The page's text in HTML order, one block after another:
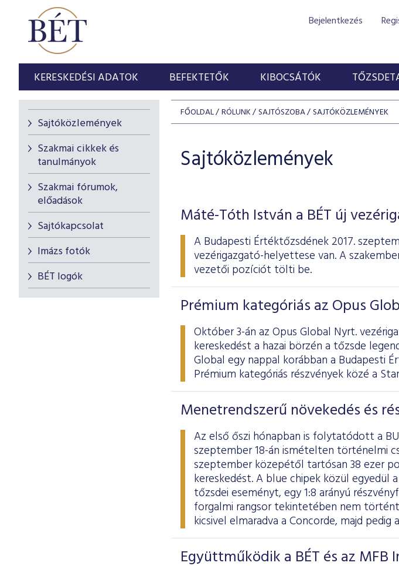
Bejelentkezés
KERESKEDÉSI ADATOK BEFEKTETŐK KIBOCSÁTÓK
Sajtóközlemények
Szakmai cikkek és
tanulmányok
Szakmai fórumok,
előadások
Sajtókapcsolat
Imázs fotók
BÉT logók
FŐOLDAL RÓLUNK SAJTÓSZOBA SAJTÓKÖZLEMÉNYEK
Sajtóközlemények
Máté-Tóth István a BÉT új
A Budapesti Értéktőzsdének 2017.
vezérigazgató-helyettese van. A
vezetői pozíciót tölti be.
Prémium kategóriás az Opus
Október 3-án az Opus Global Nyrt.
kereskedést a hazai börzén a tőzsde
Global egy nappal korábban a Budapesti
Prémium kategóriás részvények közé a
Menetrendszerű növekedés és
Az első őszi hónapban is folytatódott a
szeptember 18-án ismételten történelmi
szeptember közepétől tartósan 38 ezer
kereskedést. A blue chipek közül egyedül
tőzsdei eseményt, egy 1:8 arányú
forgalmi rangsor tekintetében nem
kicsivel elmaradva a Concorde, majd pedig
Együttműködik a BÉT és az MFB